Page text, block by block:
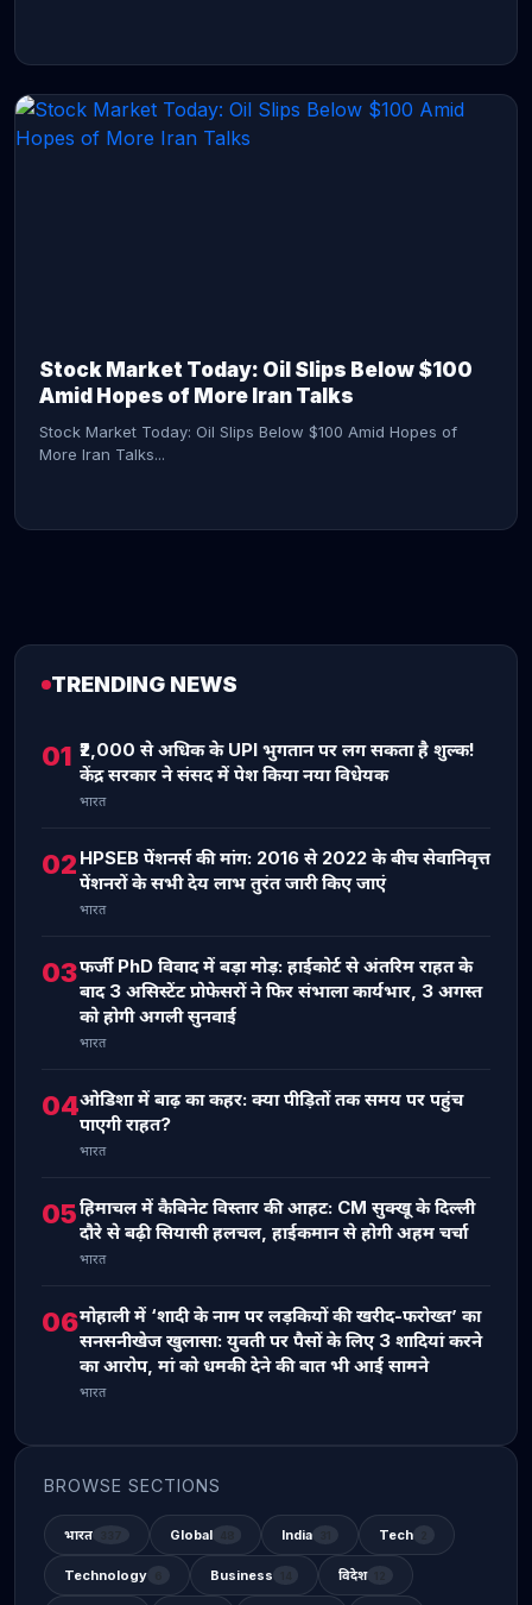
Stock Market Today: Oil Slips Below $100
Amid Hopes of More Iran Talks
Stock Market Today: Oil Slips Below $100 Amid Hopes of
More Iran Talks...
TRENDING NEWS
01 ₹2,000 से अधिक के UPI भुगतान पर लग सकता है शुल्क!
केंद्र सरकार ने संसद में पेश किया नया विधेयक
भारत
02 HPSEB पेंशनर्स की मांग: 2016 से 2022 के बीच सेवानिवृत्त
पेंशनरों के सभी देय लाभ तुरंत जारी किए जाएं
भारत
03फर्जी PhD विवाद में बड़ा मोड़: हाईकोर्ट से अंतरिम राहत के
बाद 3 असिस्टेंट प्रोफेसरों ने फिर संभाला कार्यभार, 3 अगस्त
को होगी अगली सुनवाई
भारत
04ओडिशा में बाढ़ का कहर: क्या पीड़ितों तक समय पर पहुंच
पाएगी राहत?
भारत
05हिमाचल में कैबिनेट विस्तार की आहट: CM सुक्खू के दिल्ली
दौरे से बढ़ी सियासी हलचल, हाईकमान से होगी अहम चर्चा
भारत
06मोहाली में ‘शादी के नाम पर लड़कियों की खरीद-फरोख्त’ का
सनसनीखेज खुलासा: युवती पर पैसों के लिए 3 शादियां करने
का आरोप, मां को धमकी देने की बात भी आई सामने
भारत
BROWSE SECTIONS
भारत Global India Tech
Technology Business विदेश